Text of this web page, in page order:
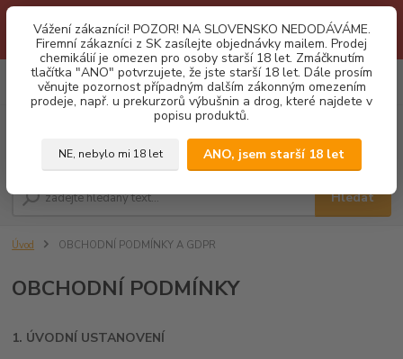
je neustálé porušování obchodních podmínek. Firemní zájemci o naše
produkty z SK zasílejte objednávky mailovou cestou. Děkujeme!
Vážení zákazníci! POZOR! NA SLOVENSKO NEDODÁVÁME.
Firemní zákazníci z SK zasílejte objednávky mailem. Prodej
chemikálií je omezen pro osoby starší 18 let. Zmáčknutím
tlačítka "ANO" potvrzujete, že jste starší 18 let. Dále prosím
věnujte pozornost případným dalším zákonným omezením
prodeje, např. u prekurzorů výbušnin a drog, které najdete v
popisu produktů.
NE, nebylo mi 18 let ANO, jsem starší 18 let
Menu
CZK
Hledat
0
za0,00 Kč
Úvod OBCHODNÍ PODMÍNKY A GDPR
OBCHODNÍ PODMÍNKY
1. ÚVODNÍ USTANOVENÍ